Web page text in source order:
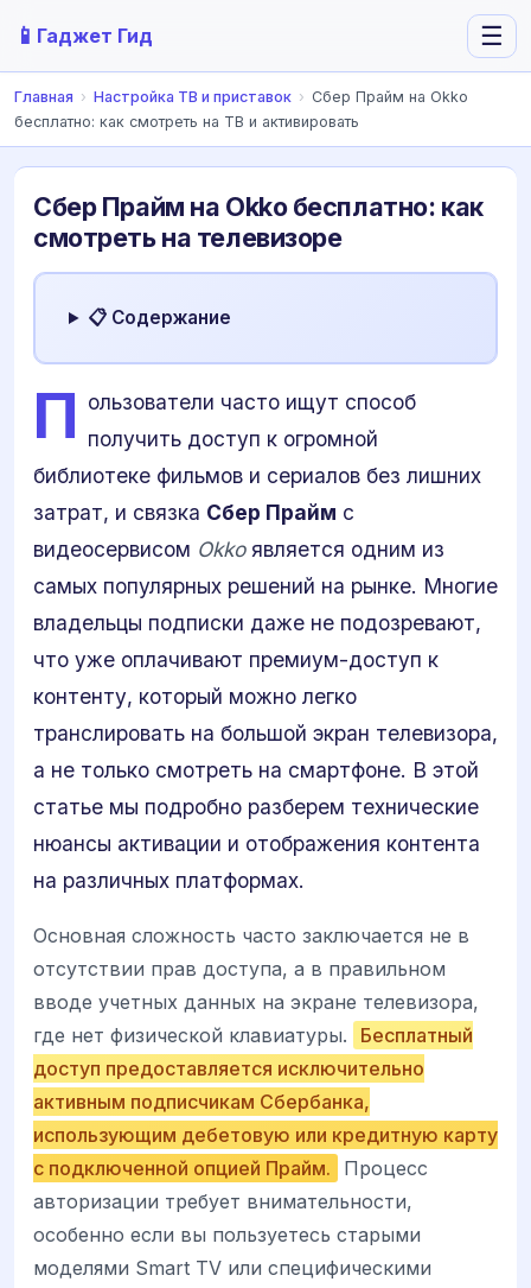
📱 Гаджет Гид ☰
Главная › Настройка ТВ и приставок › Сбер Прайм на Okko
бесплатно: как смотреть на ТВ и активировать
Сбер Прайм на Okko бесплатно: как
смотреть на телевизоре
📋 Содержание
П ользователи часто ищут способ
получить доступ к огромной
библиотеке фильмов и сериалов без лишних
затрат, и связка Сбер Прайм с
видеосервисом Okkoявляется одним из
самых популярных решений на рынке. Многие
владельцы подписки даже не подозревают,
что уже оплачивают премиум-доступ к
контенту, который можно легко
транслировать на большой экран телевизора,
а не только смотреть на смартфоне. В этой
статье мы подробно разберем технические
нюансы активации и отображения контента
на различных платформах.
Основная сложность часто заключается не в
отсутствии прав доступа, а в правильном
вводе учетных данных на экране телевизора,
где нет физической клавиатуры.
Бесплатный
доступ предоставляется исключительно
активным подписчикам Сбербанка,
использующим дебетовую или кредитную карту
с подключенной опцией Прайм.
Процесс
авторизации требует внимательности,
особенно если вы пользуетесь старыми
моделями Smart TV или специфическими